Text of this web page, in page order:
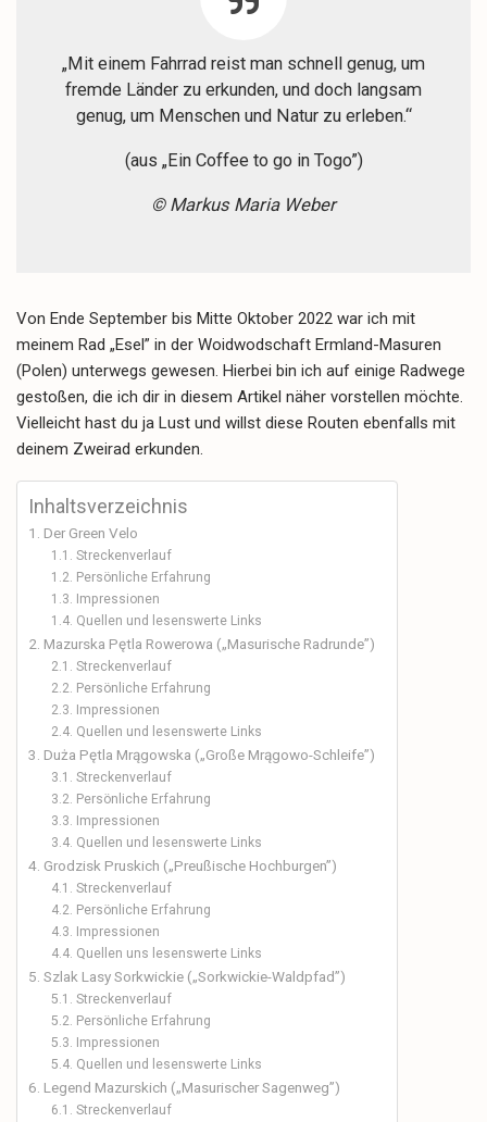
„Mit einem Fahrrad reist man schnell genug, um
fremde Länder zu erkunden, und doch langsam
genug, um Menschen und Natur zu erleben.“
(aus „Ein Coffee to go in Togo”)
© Markus Maria Weber
Von Ende September bis Mitte Oktober 2022 war ich mit
meinem Rad „Esel” in der Woidwodschaft Ermland-Masuren
(Polen) unterwegs gewesen. Hierbei bin ich auf einige Radwege
gestoßen, die ich dir in diesem Artikel näher vorstellen möchte.
Vielleicht hast du ja Lust und willst diese Routen ebenfalls mit
deinem Zweirad erkunden.
Inhaltsverzeichnis
Der Green Velo
Streckenverlauf
Persönliche Erfahrung
Impressionen
Quellen und lesenswerte Links
Mazurska Pętla Rowerowa („Masurische Radrunde”)
Streckenverlauf
Persönliche Erfahrung
Impressionen
Quellen und lesenswerte Links
Duża Pętla Mrągowska („Große Mrągowo-Schleife”)
Streckenverlauf
Persönliche Erfahrung
Impressionen
Quellen und lesenswerte Links
Grodzisk Pruskich („Preußische Hochburgen”)
Streckenverlauf
Persönliche Erfahrung
Impressionen
Quellen uns lesenswerte Links
Szlak Lasy Sorkwickie („Sorkwickie-Waldpfad”)
Streckenverlauf
Persönliche Erfahrung
Impressionen
Quellen und lesenswerte Links
Legend Mazurskich („Masurischer Sagenweg”)
Streckenverlauf